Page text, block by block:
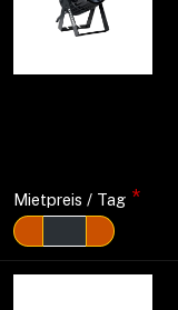
Mietpreis / Tag *